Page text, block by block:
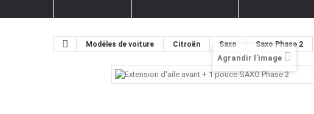
Modéles de voiture Citroën Saxo Saxo Phase 2
Agrandir l'image